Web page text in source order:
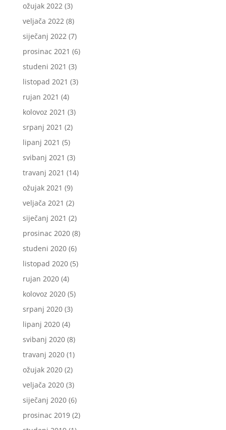
ožujak 2022(3)
veljača 2022(8)
siječanj 2022(7)
prosinac 2021 (6)
studeni 2021 (3)
listopad 2021 (3)
rujan 2021 (4)
kolovoz 2021 (3)
srpanj 2021 (2)
lipanj 2021 (5)
svibanj 2021 (3)
travanj 2021 (14)
ožujak 2021 (9)
veljača 2021 (2)
siječanj 2021 (2)
prosinac 2020(8)
studeni 2020(6)
listopad 2020(5)
rujan 2020(4)
kolovoz 2020(5)
srpanj 2020(3)
lipanj 2020(4)
svibanj 2020(8)
travanj 2020(1)
ožujak 2020(2)
veljača 2020(3)
siječanj 2020(6)
prosinac 2019(2)